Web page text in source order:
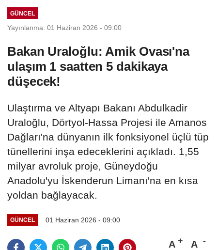
GÜNCEL
Yayınlanma: 01 Haziran 2026 - 09:00
Bakan Uraloğlu: Amik Ovası'na
ulaşım 1 saatten 5 dakikaya
düşecek!
Ulaştırma ve Altyapı Bakanı Abdulkadir
Uraloğlu, Dörtyol-Hassa Projesi ile Amanos
Dağları'na dünyanın ilk fonksiyonel üçlü tüp
tünellerini inşa edeceklerini açıkladı. 1,55
milyar avroluk proje, Güneydoğu
Anadolu'yu İskenderun Limanı'na en kısa
yoldan bağlayacak.
GÜNCEL 01 Haziran 2026 - 09:00
A A